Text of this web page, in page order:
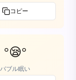
コピー
°😪°
バブル眠い